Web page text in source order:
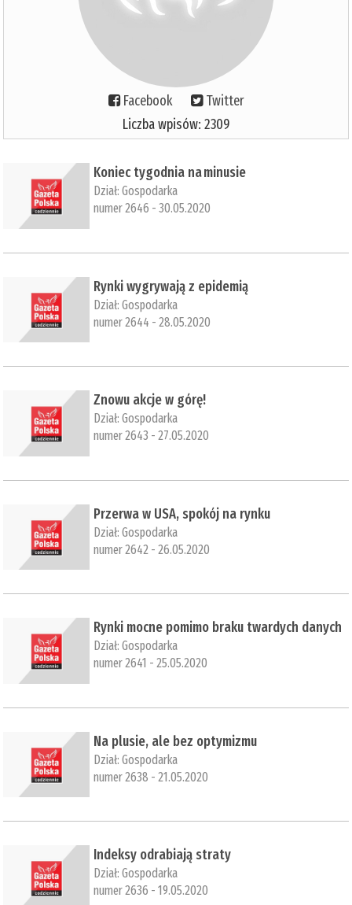
Facebook
Twitter
Liczba wpisów: 2309
​Koniec tygodnia na minusie
Dział:Gospodarka
numer 2646 - 30.05.2020
​Rynki wygrywają z epidemią
Dział:Gospodarka
numer 2644 - 28.05.2020
​Znowu akcje w górę!
Dział:Gospodarka
numer 2643 - 27.05.2020
​Przerwa w USA, spokój na rynku
Dział:Gospodarka
numer 2642 - 26.05.2020
​Rynki mocne pomimo braku twardych danych
Dział:Gospodarka
numer 2641 - 25.05.2020
Na plusie, ale bez optymizmu
Dział:Gospodarka
numer 2638 - 21.05.2020
​Indeksy odrabiają straty
Dział:Gospodarka
numer 2636 - 19.05.2020